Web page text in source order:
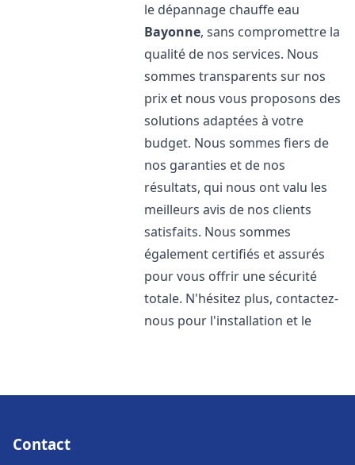
le dépannage chauffe eau
Bayonne, sans compromettre la
qualité de nos services. Nous
sommes transparents sur nos
prix et nous vous proposons des
solutions adaptées à votre
budget. Nous sommes fiers de
nos garanties et de nos
résultats, qui nous ont valu les
meilleurs avis de nos clients
satisfaits. Nous sommes
également certifiés et assurés
pour vous offrir une sécurité
totale. N'hésitez plus, contactez-
nous pour l'installation et le
Contact